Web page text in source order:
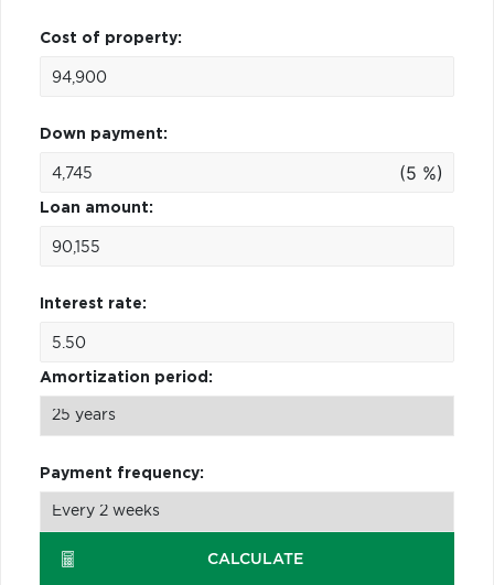
Cost of property:
Down payment:
(5 %)
Loan amount:
Interest rate:
Amortization period:
Payment frequency:
CALCULATE